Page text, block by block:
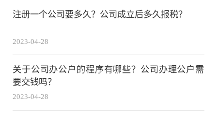
注册一个公司要多久？公司成立后多久报税？
2023-04-28
关于公司办公户的程序有哪些？公司办理公户需
要交钱吗？
2023-04-28